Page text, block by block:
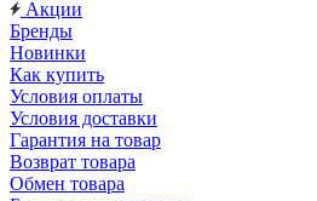
Акции
Бренды
Новинки
Как купить
Условия оплаты
Условия доставки
Гарантия на товар
Возврат товара
Обмен товара